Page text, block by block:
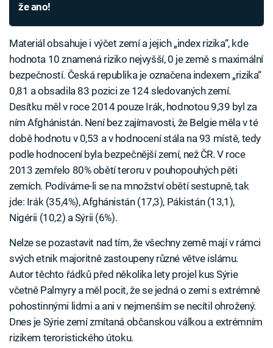
že ano!
Materiál obsahuje i výčet zemí a jejich „index rizika“, kde
hodnota 10 znamená riziko nejvyšší, 0 je země s maximální
bezpečností. Česká republika je označena indexem „rizika“
0,81 a obsadila 83 pozici ze 124 sledovaných zemí.
Desítku měl v roce 2014 pouze Irák, hodnotou 9,39 byl za
ním Afghánistán. Není bez zajímavosti, že Belgie měla v té
době hodnotu v 0,53 a v hodnocení stála na 93 místě, tedy
podle hodnocení byla bezpečnější zemí, než ČR. V roce
2013 zemřelo 80% obětí teroru v pouhopouhých pěti
zemích. Podíváme-li se na množství obětí sestupně, tak
jde: Irák (35,4%), Afghánistán (17,3), Pákistán (13,1),
Nigérii (10,2) a Sýrii (6%).
Nelze se pozastavit nad tím, že všechny země mají v rámci
svých etnik majoritně zastoupeny různé větve islámu.
Autor těchto řádků před několika lety projel kus Sýrie
včetně Palmyry a měl pocit, že se jedná o zemi s extrémně
pohostinnými lidmi a ani v nejmenším se necítil ohrožený.
Dnes je Sýrie zemí zmítaná občanskou válkou a extrémním
rizikem teroristického útoku.